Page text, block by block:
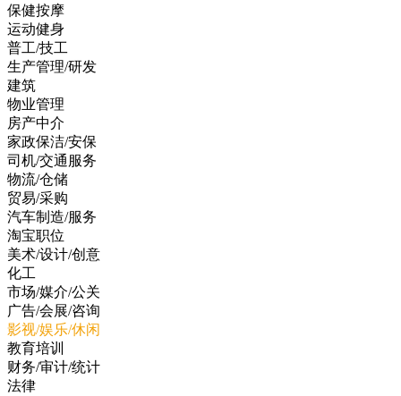
保健按摩
运动健身
普工/技工
生产管理/研发
建筑
物业管理
房产中介
家政保洁/安保
司机/交通服务
物流/仓储
贸易/采购
汽车制造/服务
淘宝职位
美术/设计/创意
化工
市场/媒介/公关
广告/会展/咨询
影视/娱乐/休闲
教育培训
财务/审计/统计
法律